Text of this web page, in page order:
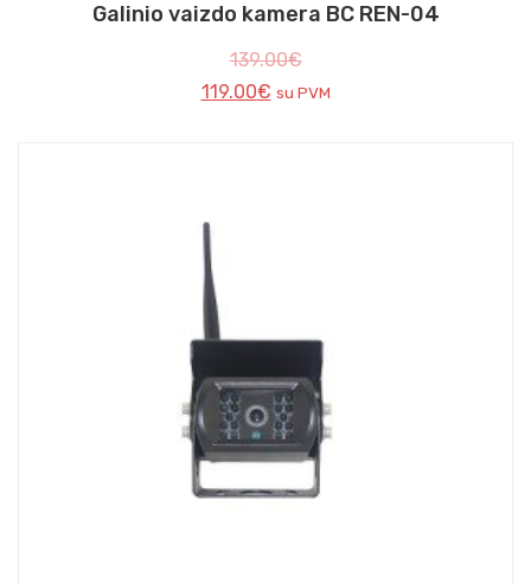
Galinio vaizdo kamera BC REN-04
139.00€
119.00€ su PVM